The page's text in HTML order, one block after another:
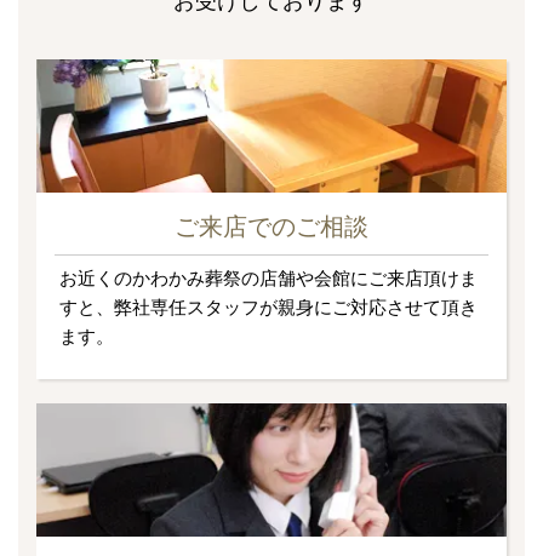
ご来店でのご相談
お近くのかわかみ葬祭の店舗や会館にご来店頂けま
すと、弊社専任スタッフが親身にご対応させて頂き
ます。